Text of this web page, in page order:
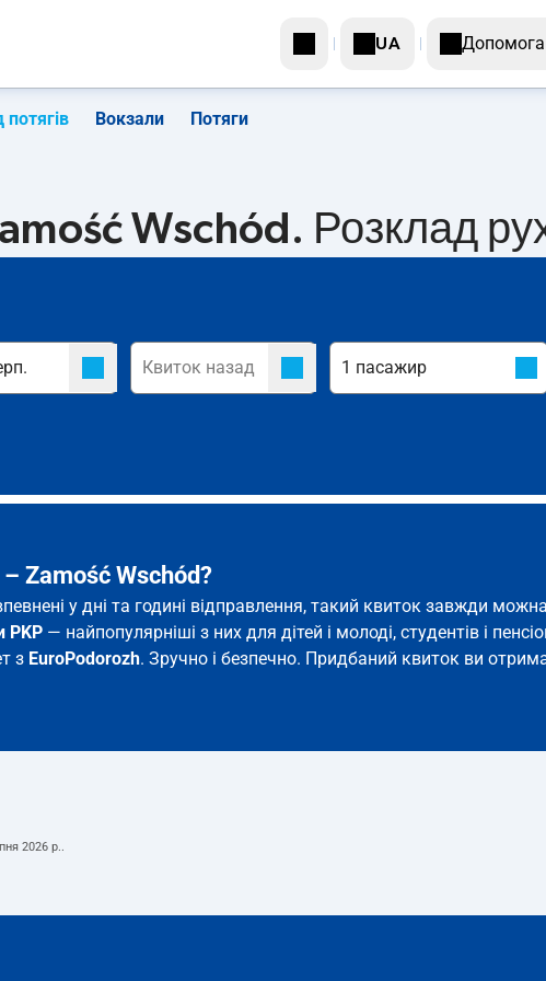
UA Допомога
Вокзали Потяги
Wschód. Розклад
Zamość Wschód?
у дні та годині відправлення, такий квиток завжди можна
PKP — найпопулярніші з них для дітей і молоді, студентів і
з EuroPodorozh. Зручно і безпечно. Придбаний квиток ви
2026 р..